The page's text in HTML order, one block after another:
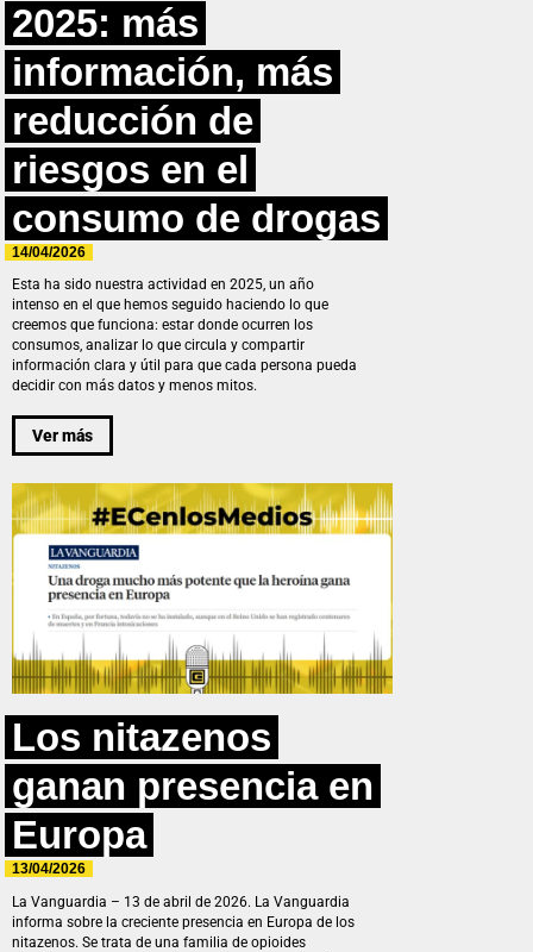
2025: más
información, más
reducción de
riesgos en el
consumo de drogas
14/04/2026
Esta ha sido nuestra actividad en 2025, un año
intenso en el que hemos seguido haciendo lo que
creemos que funciona: estar donde ocurren los
consumos, analizar lo que circula y compartir
información clara y útil para que cada persona pueda
decidir con más datos y menos mitos.
Ver más
Los nitazenos
ganan presencia en
Europa
13/04/2026
La Vanguardia – 13 de abril de 2026. La Vanguardia
informa sobre la creciente presencia en Europa de los
nitazenos. Se trata de una familia de opioides